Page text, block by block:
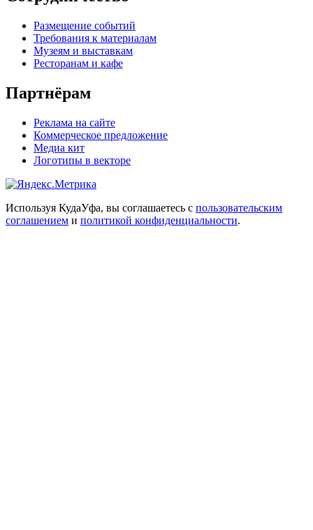
Размещение событий
Требования к материалам
Музеям и выставкам
Ресторанам и кафе
Партнёрам
Реклама на сайте
Коммерческое предложение
Медиа кит
Логотипы в векторе
Используя КудаУфа, вы соглашаетесь с пользовательским
соглашением и политикой конфиденциальности.